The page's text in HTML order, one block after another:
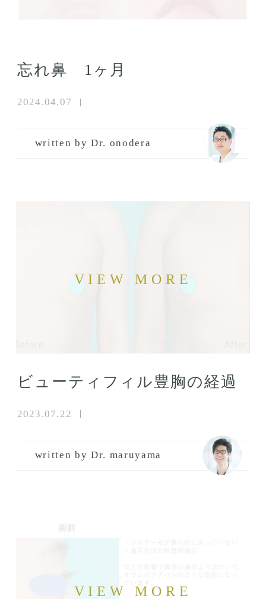
忘れ鼻 1ヶ月
2024.04.07
written by Dr. onodera
ビューティフィル豊胸の経過
2023.07.22
written by Dr. maruyama